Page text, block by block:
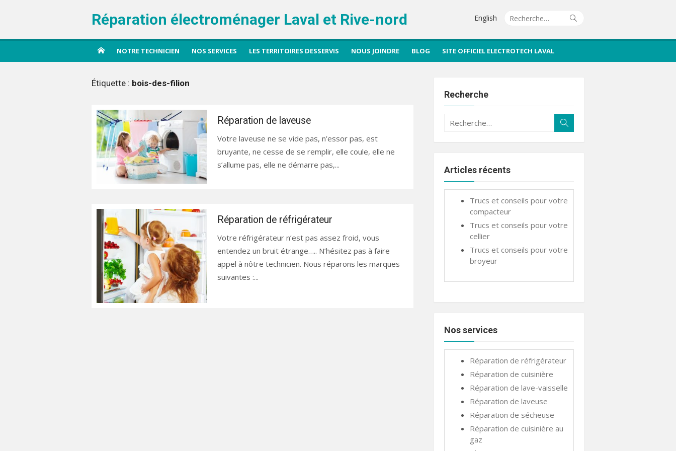
Réparation électroménager Laval et Rive-nord
Recherche
Rechercher
English
NOTRE TECHNICIEN NOS SERVICES LES TERRITOIRES DESSERVIS NOUS JOINDRE BLOG SITE OFFICIEL ELECTROTECH LAVAL
Étiquette : bois-des-filion
Réparation de laveuse
Votre laveuse ne se vide pas, n’essor pas, est
bruyante, ne cesse de se remplir, elle coule, elle ne
s’allume pas, elle ne démarre pas,...
Réparation de réfrigérateur
Votre réfrigérateur n’est pas assez froid, vous
entendez un bruit étrange….. N’hésitez pas à faire
appel à nôtre technicien. Nous réparons les marques
suivantes :...
Recherche
Recherche
Articles récents
Trucs et conseils pour votre
compacteur
Trucs et conseils pour votre
cellier
Trucs et conseils pour votre
broyeur
Nos services
Réparation de réfrigérateur
Réparation de cuisinière
Réparation de lave-vaisselle
Réparation de laveuse
Réparation de sécheuse
Réparation de cuisinière au
gaz